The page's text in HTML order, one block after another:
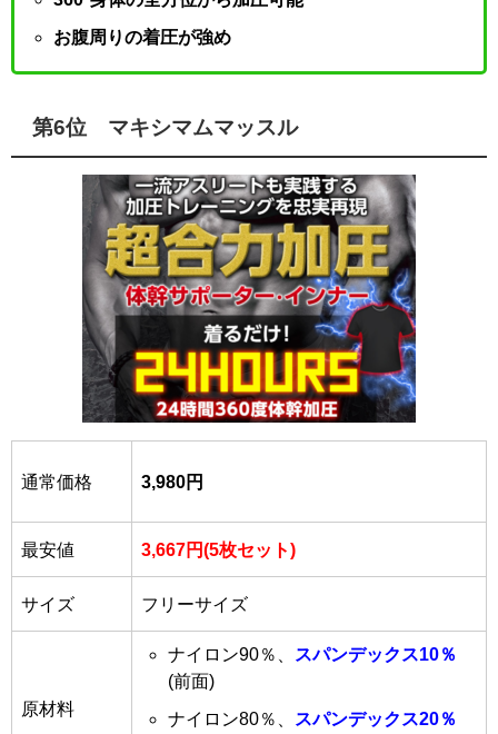
お腹周りの着圧が強め
第6位 マキシマムマッスル
通常価格 3,980円
最安値 3,667円(5枚セット)
サイズ フリーサイズ
原材料
ナイロン90％、
スパンデックス10％
(前面)
ナイロン80％、
スパンデックス20％